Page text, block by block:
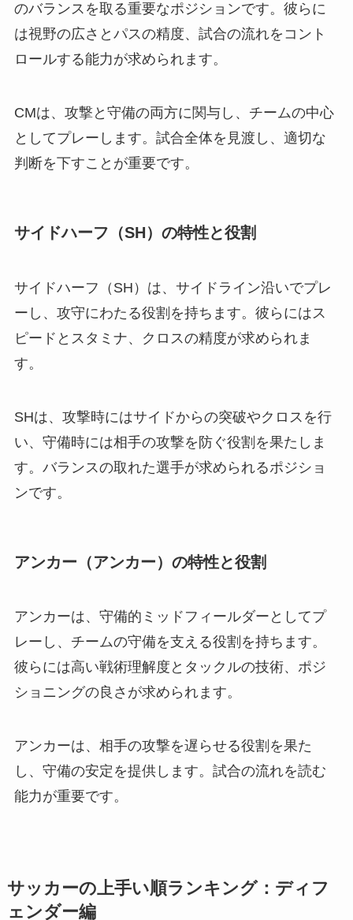
のバランスを取る重要なポジションです。彼らに
は視野の広さとパスの精度、試合の流れをコント
ロールする能力が求められます。
CMは、攻撃と守備の両方に関与し、チームの中心
としてプレーします。試合全体を見渡し、適切な
判断を下すことが重要です。
サイドハーフ（SH）の特性と役割
サイドハーフ（SH）は、サイドライン沿いでプレ
ーし、攻守にわたる役割を持ちます。彼らにはス
ピードとスタミナ、クロスの精度が求められま
す。
SHは、攻撃時にはサイドからの突破やクロスを行
い、守備時には相手の攻撃を防ぐ役割を果たしま
す。バランスの取れた選手が求められるポジショ
ンです。
アンカー（アンカー）の特性と役割
アンカーは、守備的ミッドフィールダーとしてプ
レーし、チームの守備を支える役割を持ちます。
彼らには高い戦術理解度とタックルの技術、ポジ
ショニングの良さが求められます。
アンカーは、相手の攻撃を遅らせる役割を果た
し、守備の安定を提供します。試合の流れを読む
能力が重要です。
サッカーの上手い順ランキング：ディフ
ェンダー編